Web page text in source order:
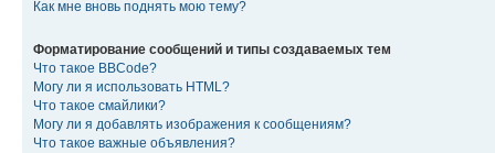
Как мне вновь поднять мою тему?
Форматирование сообщений и типы создаваемых тем
Что такое BBCode?
Могу ли я использовать HTML?
Что такое смайлики?
Могу ли я добавлять изображения к сообщениям?
Что такое важные объявления?